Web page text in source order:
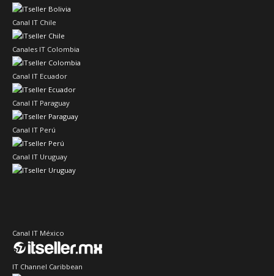
Canal IT Chile
Canales IT Colombia
Canal IT Ecuador
Canal IT Paraguay
Canal IT Perú
Canal IT Uruguay
Canal IT México
IT Channel Caribbean